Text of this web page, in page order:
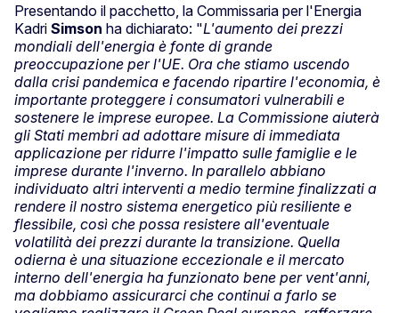
Presentando il pacchetto, la Commissaria per l'Energia
Kadri Simson ha dichiarato: "L'aumento dei prezzi
mondiali dell'energia è fonte di grande
preoccupazione per l'UE. Ora che stiamo uscendo
dalla crisi pandemica e facendo ripartire l'economia, è
importante proteggere i consumatori vulnerabili e
sostenere le imprese europee. La Commissione aiuterà
gli Stati membri ad adottare misure di immediata
applicazione per ridurre l'impatto sulle famiglie e le
imprese durante l'inverno. In parallelo abbiano
individuato altri interventi a medio termine finalizzati a
rendere il nostro sistema energetico più resiliente e
flessibile, così che possa resistere all'eventuale
volatilità dei prezzi durante la transizione. Quella
odierna è una situazione eccezionale e il mercato
interno dell'energia ha funzionato bene per vent'anni,
ma dobbiamo assicurarci che continui a farlo se